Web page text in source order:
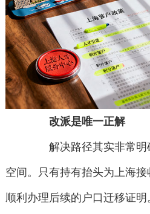
改派是唯一正解
解决路径其实非常明
空间。只有持有抬头为上海
顺利办理后续的户口迁移证